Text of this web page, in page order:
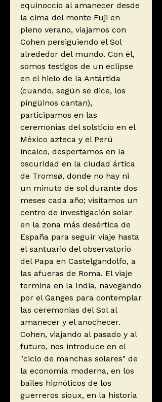
equinoccio al amanecer desde
la cima del monte Fuji en
pleno verano, viajamos con
Cohen persiguiendo el Sol
alrededor del mundo. Con él,
somos testigos de un eclipse
en el hielo de la Antártida
(cuando, según se dice, los
pingüinos cantan),
participamos en las
ceremonias del solsticio en el
México azteca y el Perú
incaico, despertamos en la
oscuridad en la ciudad ártica
de Tromsø, donde no hay ni
un minuto de sol durante dos
meses cada año; visitamos un
centro de investigación solar
en la zona más desértica de
España para seguir viaje hasta
el santuario del observatorio
del Papa en Castelgandolfo, a
las afueras de Roma. El viaje
termina en la India, navegando
por el Ganges para contemplar
las ceremonias del Sol al
amanecer y el anochecer.
Cohen, viajando al pasado y al
futuro, nos introduce en el
"ciclo de manchas solares" de
la economía moderna, en los
bailes hipnóticos de los
guerreros sioux, en la historia